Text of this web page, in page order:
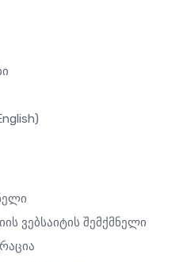
Ვებსაიტის Შემქმნელი